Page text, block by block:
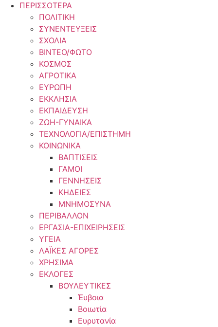
ΠΕΡΙΣΣΟΤΕΡΑ
ΠΟΛΙΤΙΚΗ
ΣΥΝΕΝΤΕΥΞΕΙΣ
ΣΧΟΛΙΑ
ΒΙΝΤΕΟ/ΦΩΤΟ
ΚΟΣΜΟΣ
ΑΓΡΟΤΙΚΑ
ΕΥΡΩΠΗ
ΕΚΚΛΗΣΙΑ
ΕΚΠΑΙΔΕΥΣΗ
ΖΩΗ-ΓΥΝΑΙΚΑ
ΤΕΧΝΟΛΟΓΙΑ/ΕΠΙΣΤΗΜΗ
ΚΟΙΝΩΝΙΚΑ
ΒΑΠΤΙΣΕΙΣ
ΓΑΜΟΙ
ΓΕΝΝΗΣΕΙΣ
ΚΗΔΕΙΕΣ
ΜΝΗΜΟΣΥΝΑ
ΠΕΡΙΒΑΛΛΟΝ
ΕΡΓΑΣΙΑ-ΕΠΙΧΕΙΡΗΣΕΙΣ
ΥΓΕΙΑ
ΛΑΪΚΕΣ ΑΓΟΡΕΣ
ΧΡΗΣΙΜΑ
ΕΚΛΟΓΕΣ
ΒΟΥΛΕΥΤΙΚΕΣ
Έυβοια
Βοιωτία
Ευρυτανία